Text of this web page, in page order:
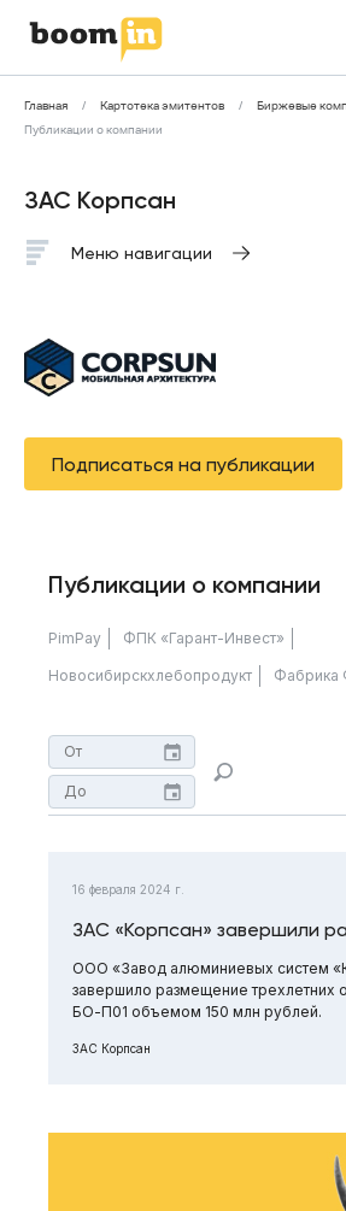
Главная Картотека эмитентов Биржевые
Публикации о компании
ЗАС Корпсан
Меню навигации
Подписаться на публикации
Публикации о компании
PimPay ФПК «Гарант-Инвест»
Новосибирскхлебопродукт Фабрика
16 февраля 2024 г.
ЗАС «Корпсан» завершили
ООО «Завод алюминиевых систем
завершило размещение трехлетних
БО-П01 объемом 150 млн рублей.
ЗАС Корпсан